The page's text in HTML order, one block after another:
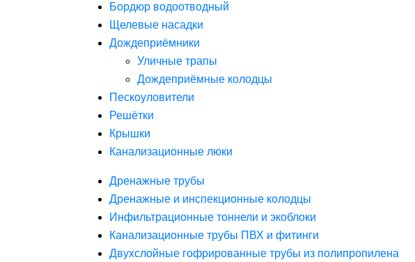
Бордюр водоотводный
Щелевые насадки
Дождеприёмники
Уличные трапы
Дождеприёмные колодцы
Пескоуловители
Решётки
Крышки
Канализационные люки
Дренажные трубы
Дренажные и инспекционные колодцы
Инфильтрационные тоннели и экоблоки
Канализационные трубы ПВХ и фитинги
Двухслойные гофрированные трубы из полипропилена